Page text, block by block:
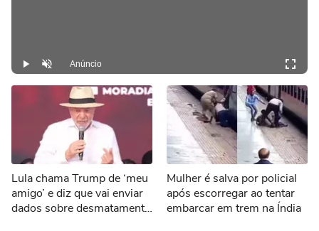
Play DesmutarAnúncio
Lula chama Trump de ‘meu
amigo’ e diz que vai enviar
dados sobre desmatamento
Mulher é salva por policial
após escorregar ao tentar
embarcar em trem na Índia